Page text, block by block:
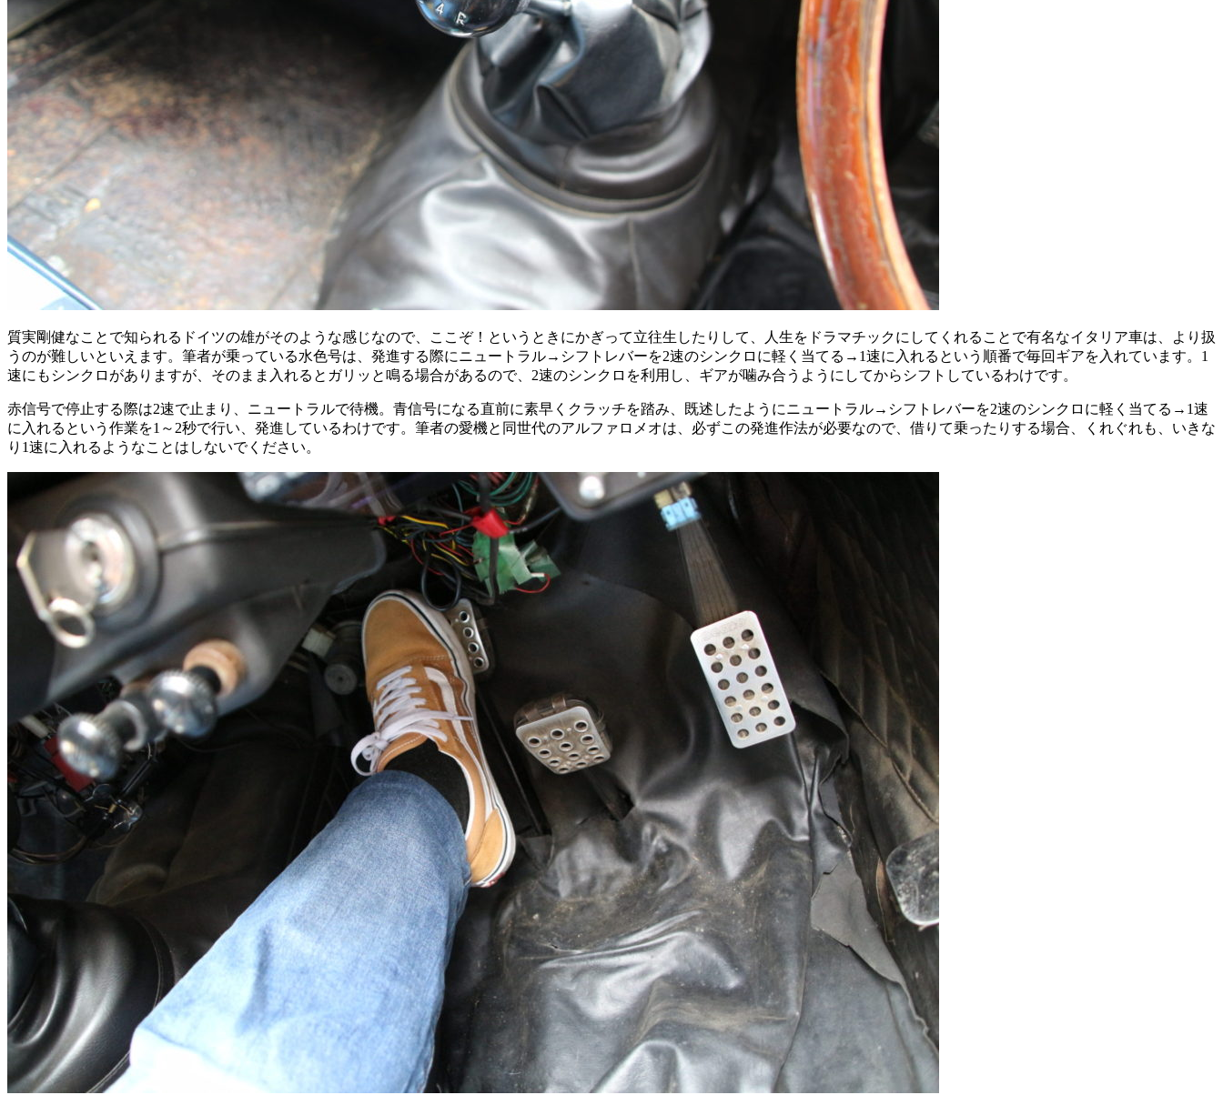
質実剛健なことで知られるドイツの雄がそのような感じなので、ここぞ！というときにかぎって立往生したりして、人生をドラマチックにしてくれることで有名なイタリア車は、より扱
うのが難しいといえます。筆者が乗っている水色号は、発進する際にニュートラル→シフトレバーを2速のシンクロに軽く当てる→1速に入れるという順番で毎回ギアを入れています。1
速にもシンクロがありますが、そのまま入れるとガリッと鳴る場合があるので、2速のシンクロを利用し、ギアが噛み合うようにしてからシフトしているわけです。
赤信号で停止する際は2速で止まり、ニュートラルで待機。青信号になる直前に素早くクラッチを踏み、既述したようにニュートラル→シフトレバーを2速のシンクロに軽く当てる→1速
に入れるという作業を1～2秒で行い、発進しているわけです。筆者の愛機と同世代のアルファロメオは、必ずこの発進作法が必要なので、借りて乗ったりする場合、くれぐれも、いきな
り1速に入れるようなことはしないでください。